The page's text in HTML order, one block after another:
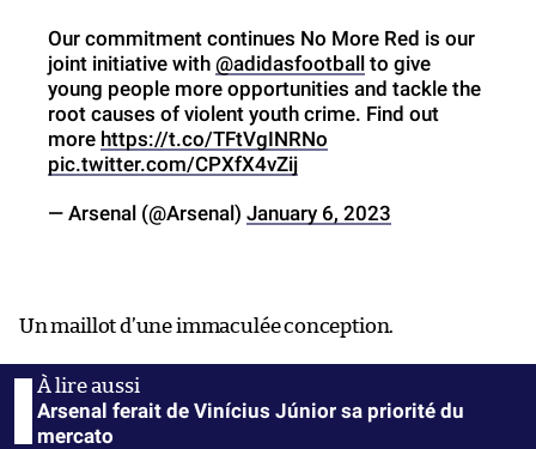
Our commitment continues ​No More Red is our
joint initiative with @adidasfootball to give
young people more opportunities and tackle the
root causes of violent youth crime. ​Find out
more https://t.co/TFtVgINRNo
pic.twitter.com/CPXfX4vZij
— Arsenal (@Arsenal) January 6, 2023
Un maillot d’une immaculée conception.
Arsenal ferait de Vinícius Júnior sa priorité du
mercato